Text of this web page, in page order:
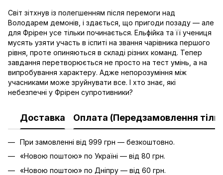
Світ зітхнув із полегшенням після перемоги над
Володарем демонів, і здається, що пригоди позаду — але
для Фрірен усе тільки починається. Ельфійка та її учениця
мусять узяти участь в іспиті на звання чарівника першого
рівня, проте опиняються в складі різних команд. Тепер
завдання перетворюється не просто на тест умінь, а на
випробування характеру. Адже непорозуміння між
учасниками може зруйнувати все. І хто знає, які
небезпечні у Фрірен супротивники?
Доставка Оплата (Передзамовлення
При замовленні від 999 грн — безкоштовно.
«Новою поштою» по Україні — від 80 грн.
«Новою поштою» по Дніпру — від 60 грн.